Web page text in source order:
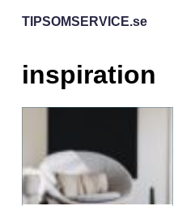
TIPSOMSERVICE.se
inspiration